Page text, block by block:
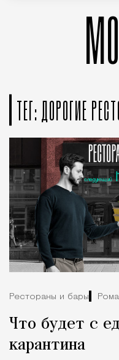
ТЕГ: ДОРОГИЕ
Рестораны и бары
Что будет с
карантина